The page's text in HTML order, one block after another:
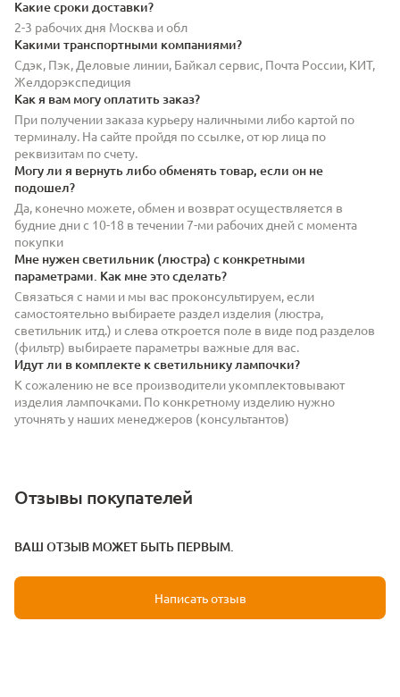
Какие сроки доставки?
2-3 рабочих дня Москва и обл
Какими транспортными компаниями?
Сдэк, Пэк, Деловые линии, Байкал сервис, Почта России, КИТ,
Желдорэкспедиция
Как я вам могу оплатить заказ?
При получении заказа курьеру наличными либо картой по
терминалу. На сайте пройдя по ссылке, от юр лица по
реквизитам по счету.
Могу ли я вернуть либо обменять товар, если он не
подошел?
Да, конечно можете, обмен и возврат осуществляется в
будние дни с 10-18 в течении 7-ми рабочих дней с момента
покупки
Мне нужен светильник (люстра) с конкретными
параметрами. Как мне это сделать?
Связаться с нами и мы вас проконсультируем, если
самостоятельно выбираете раздел изделия (люстра,
светильник итд.) и слева откроется поле в виде под разделов
(фильтр) выбираете параметры важные для вас.
Идут ли в комплекте к светильнику лампочки?
К сожалению не все производители укомплектовывают
изделия лампочками. По конкретному изделию нужно
уточнять у наших менеджеров (консультантов)
Отзывы покупателей
ВАШ ОТЗЫВ МОЖЕТ БЫТЬ ПЕРВЫМ.
Написать отзыв